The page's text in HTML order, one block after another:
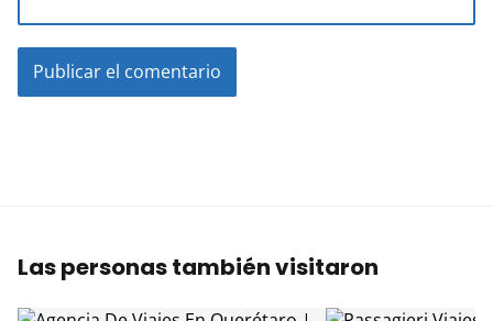
Las personas también visitaron